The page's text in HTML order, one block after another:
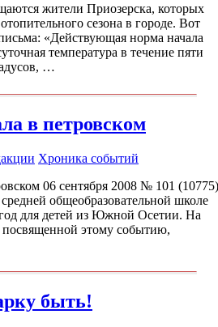
жители Приозерска, которых
сезона в городе. Вот
«Действующая норма начала
температура в течение пяти
…
в петровском
Хроника событий
06 сентября 2008 № 101 (10775)
общеобразовательной школе
для детей из Южной Осетии. На
этому событию,
быть!